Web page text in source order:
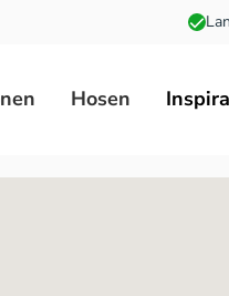
Hosen